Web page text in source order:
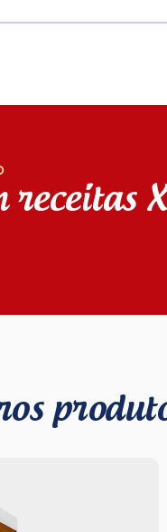
receitas